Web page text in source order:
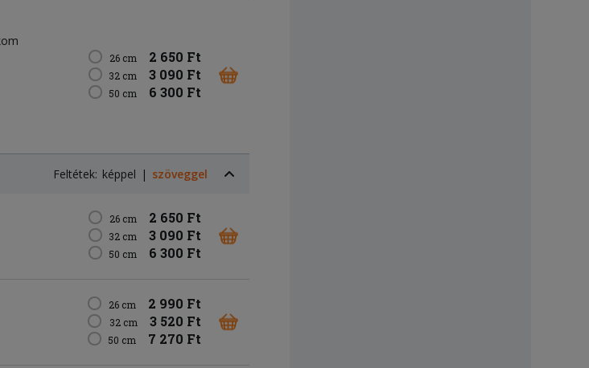
26 cm 2 650 Ft
32 cm 3 090 Ft
50 cm 6 300 Ft
Feltétek: képpel szöveggel
26 cm 2 650 Ft
32 cm 3 090 Ft
50 cm 6 300 Ft
26 cm 2 990 Ft
32 cm 3 520 Ft
50 cm 7 270 Ft